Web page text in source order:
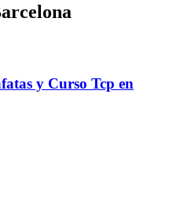
y Curso Tcp en